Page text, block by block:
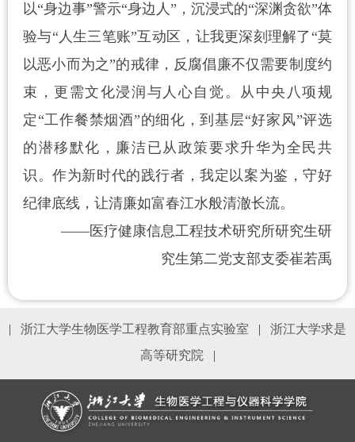
以“身边事”警示“身边人”，沉浸式的“深渊贪欲”体
验与“人生三笔账”互动区，让我更深刻理解了“莫
以恶小而为之”的戒律， 反腐倡廉不仅需要制度约
束，更需文化浸润与人心自觉。从中央八项规
定 “工作餐禁烟酒”的细化，到基层“好家风”评选
的潜移默化，廉洁已从政策要求升华为全民共
识。作为新时代的践行者，我定以案为鉴，守好
纪律底线，让清廉如富春江水般清澈长流。
——医疗健康信息工程技术研究所研究生研
究生第二党支部支委崔若禹
| 浙江大学生物医学工程教育部重点实验室 |
浙江大学求是
高等研究院
|